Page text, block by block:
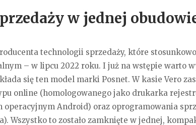
w jednej
technologii sprzedaży, które
– w lipcu 2022 roku. I już na wstępie warto
się ten model marki Posnet. W kasie Vero
online (homologowanego jako drukarka
operacyjnym Android) oraz oprogramowania
Wszystko to zostało zamknięte w jednej,